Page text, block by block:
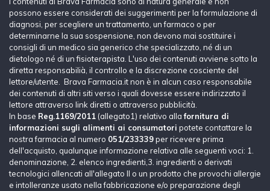
possono essere considerati dei suggerimenti per la formulazione di
diagnosi, per scegliere un trattamento, un farmaco o per
determinarne la sua sospensione, non devono mai sostituire i
consigli di un medico sia generico che specializzato, né di un
dietologo né di un fisioterapista. L'uso dei contenuti avviene sotto la
diretta responsabilià, il controllo e la discrezione cosciente del
lettore/utente. Brava Farmacia.it non è in alcun caso responsabile
dei contenuti di altri siti verso i quali dovesse essere indirizzato il
lettore attraverso link diretti o attraverso pubblicità.
In base Reg.1169/2011 (allegato1) relativo allafornitura di
informazioni sugli alimenti ai consumatori potete contattare la
nostra farmacia al numero 051/233339per ricevere prima
dell'acquisto, qualunque informazione relativa alle seguenti voci: 1.
denominazione, 2. elenco ingredienti,3. ingredienti o derivati
tecnologici allencati all'allegato II o un prodotto che provochi allergie
e intolleranze usato nella fabbricazione e/o preparazione degli